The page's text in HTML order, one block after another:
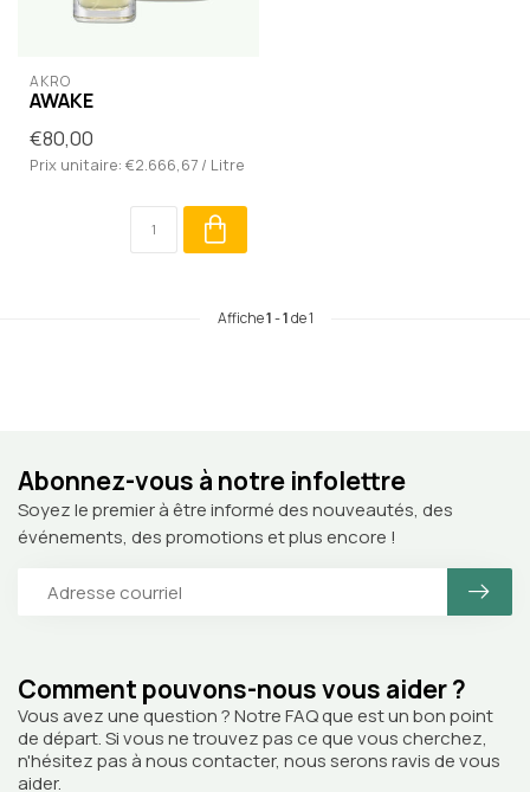
AKRO
AWAKE
€80,00
Prix unitaire: €2.666,67 / Litre
Affiche1-1de 1
Comment pouvons-nous vous aider ?
Vous avez une question ? Notre FAQ que est un bon point
de départ. Si vous ne trouvez pas ce que vous cherchez,
n'hésitez pas à nous contacter, nous serons ravis de vous
aider.
Abonnez-vous à notre infolettre
Soyez le premier à être informé des nouveautés, des
événements, des promotions et plus encore !